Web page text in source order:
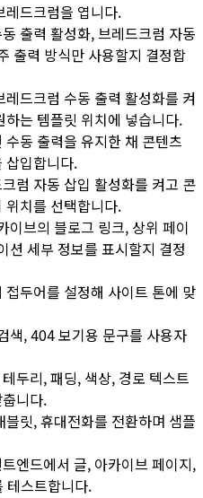
드크럼을 엽니다.
출력 활성화,브레드크럼 자동
출력 방식만 사용할지 결정합
레드크럼 수동 출력 활성화를 켜
하는 템플릿 위치에 넣습니다.
동 출력을 유지한 채 콘텐츠
삽입합니다.
럼 자동 삽입 활성화를 켜고 콘
위치를 선택합니다.
이브의 블로그 링크, 상위 페이
션 세부 정보를 표시할지 결정
접두어를 설정해 사이트 톤에 맞
색,404보기용 문구를 사용자
두리, 패딩, 색상, 경로 텍스트
니다.
블릿,휴대전화를 전환하며 샘플
엔드에서 글, 아카이브 페이지,
테스트합니다.